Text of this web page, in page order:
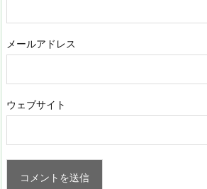
メールアドレス
ウェブサイト